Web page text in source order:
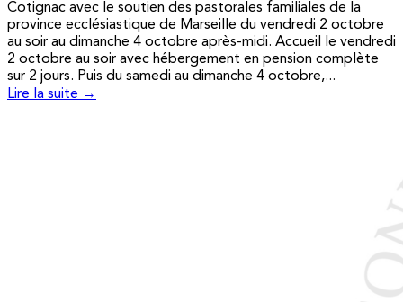
Cotignac avec le soutien des pastorales familiales de la
province ecclésiastique de Marseille du vendredi 2 octobre
au soir au dimanche 4 octobre après-midi. Accueil le vendredi
2 octobre au soir avec hébergement en pension complète
sur 2 jours. Puis du samedi au dimanche 4 octobre,...
Lire la suite →